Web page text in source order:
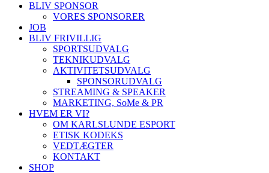
BLIV SPONSOR
VORES SPONSORER
JOB
BLIV FRIVILLIG
SPORTSUDVALG
TEKNIKUDVALG
AKTIVITETSUDVALG
SPONSORUDVALG
STREAMING & SPEAKER
MARKETING, SoMe & PR
HVEM ER VI?
OM KARLSLUNDE ESPORT
ETISK KODEKS
VEDTÆGTER
KONTAKT
SHOP